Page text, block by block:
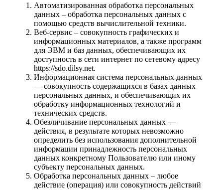
Автоматизированная обработка персональных
данных – обработка персональных данных с
помощью средств вычислительной техники.
Веб-сервис – совокупность графических и
информационных материалов, а также программ
для ЭВМ и баз данных, обеспечивающих их
доступность в сети интернет по сетевому адресу
https://sdo.dilsy.net.
Информационная система персональных данных
— совокупность содержащихся в базах данных
персональных данных, и обеспечивающих их
обработку информационных технологий и
технических средств.
Обезличивание персональных данных —
действия, в результате которых невозможно
определить без использования дополнительной
информации принадлежность персональных
данных конкретному Пользователю или иному
субъекту персональных данных.
Обработка персональных данных – любое
действие (операция) или совокупность действий